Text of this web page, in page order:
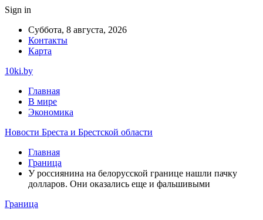
Sign in
Суббота, 8 августа, 2026
Контакты
Карта
10ki.by
Главная
В мире
Экономика
Новости Бреста и Брестской области
Главная
Граница
У россиянина на белорусской границе нашли пачку
долларов. Они оказались еще и фальшивыми
Граница